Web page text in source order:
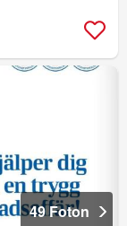
49 Foton